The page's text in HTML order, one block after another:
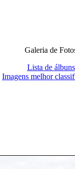
Galeria de
Lista de álbuns
Imagens melhor